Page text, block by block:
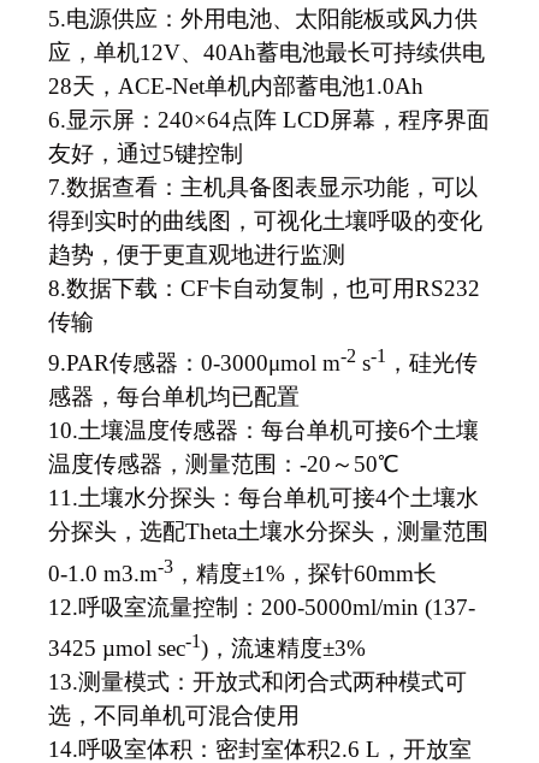
5.电源供应：外用电池、太阳能板或风力供
应，单机12V、40Ah蓄电池最长可持续供电
28天，ACE-Net单机内部蓄电池1.0Ah
6.显示屏：240×64点阵 LCD屏幕，程序界面
友好，通过5键控制
7.数据查看：主机具备图表显示功能，可以
得到实时的曲线图，可视化土壤呼吸的变化
趋势，便于更直观地进行监测
8.数据下载：CF卡自动复制，也可用RS232
传输
9.PAR传感器：0-3000μmol m-2s-1
，硅光传
感器，每台单机均已配置
10.土壤温度传感器：每台单机可接6个土壤
温度传感器，测量范围：-20～50℃
11.土壤水分探头：每台单机可接4个土壤水
分探头，选配Theta土壤水分探头，测量范围
0-1.0 m3.m-3，精度±1%，探针60mm长
12.呼吸室流量控制：200-5000ml/min (137-
3425 µmol sec-1)，流速精度±3%
13.测量模式：开放式和闭合式两种模式可
选，不同单机可混合使用
14.呼吸室体积：密封室体积2.6 L，开放室